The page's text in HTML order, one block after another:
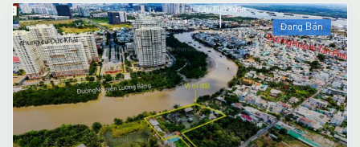
Đang Bán